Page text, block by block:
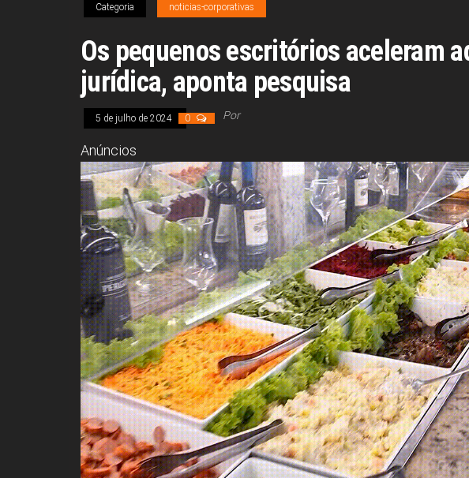
Categoria noticias-corporativas
Os pequenos escritórios aceleram
jurídica, aponta pesquisa
5 de julho de 2024 0 Por
Anúncios